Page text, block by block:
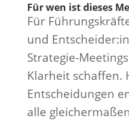
Für wen ist dieses
Für
und
Strategie-
Klarheit schaffen.
Entscheidungen
alle